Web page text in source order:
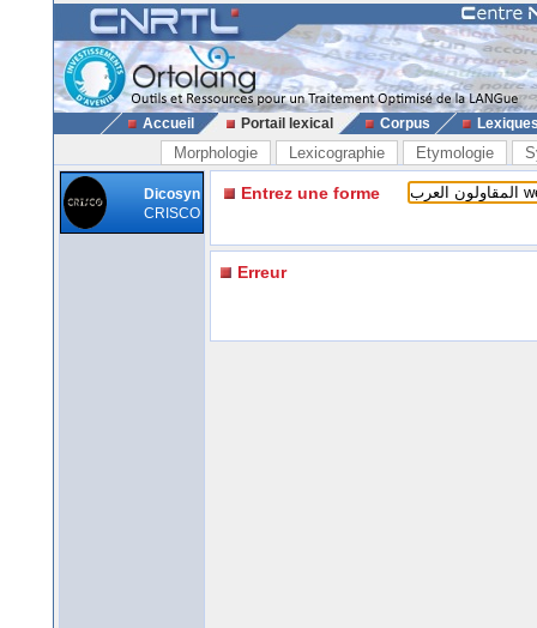
Accueil Portail lexical Corpus
Morphologie Lexicographie Etymologie
Dicosyn
CRISCO
Entrez une forme
Erreur